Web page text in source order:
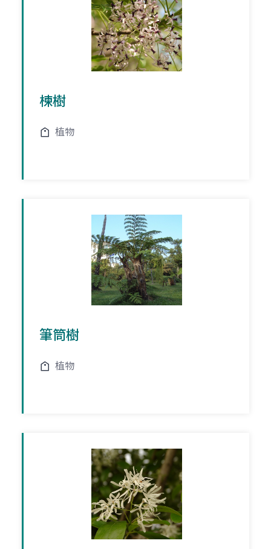
楝樹
植物
筆筒樹
植物